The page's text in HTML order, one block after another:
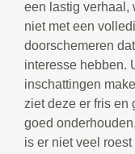
een lastig verhaal,
niet met een
doorschemeren
interesse hebben.
inschattingen
ziet deze er fris en
goed
is er niet veel